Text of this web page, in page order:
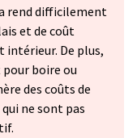
rend difficilement
et de coût
De plus,
boire ou
des coûts de
ne sont pas